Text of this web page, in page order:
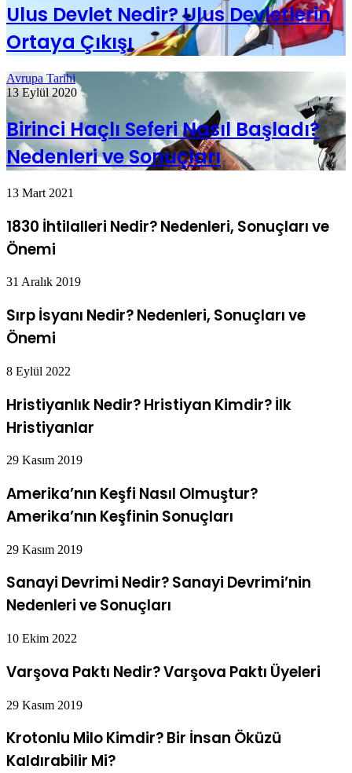
Ulus Devlet Nedir? Ulus Devletlerin
Ortaya Çıkışı
Avrupa Tarihi
13 Eylül 2020
Birinci Haçlı Seferi Nasıl Başladı?
Nedenleri ve Sonuçları
13 Mart 2021
1830 İhtilalleri Nedir? Nedenleri, Sonuçları ve
Önemi
31 Aralık 2019
Sırp İsyanı Nedir? Nedenleri, Sonuçları ve
Önemi
8 Eylül 2022
Hristiyanlık Nedir? Hristiyan Kimdir? İlk
Hristiyanlar
29 Kasım 2019
Amerika’nın Keşfi Nasıl Olmuştur?
Amerika’nın Keşfinin Sonuçları
29 Kasım 2019
Sanayi Devrimi Nedir? Sanayi Devrimi’nin
Nedenleri ve Sonuçları
10 Ekim 2022
Varşova Paktı Nedir? Varşova Paktı Üyeleri
29 Kasım 2019
Krotonlu Milo Kimdir? Bir İnsan Öküzü
Kaldırabilir Mi?